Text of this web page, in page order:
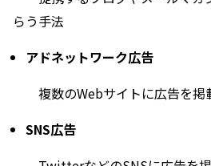
らう手法
アドネットワーク広告
複数のWebサイトに広告を掲
SNS広告